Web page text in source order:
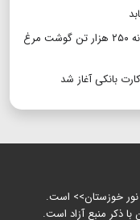
ذخایر نهاده های دامی مطلوب است/تولید ماهانه ۲۵۰ هزار تن گوشت مرغ
بانکی آغاز شد
نور خوزستان>> است.
با ذکر منبع آزاد است.